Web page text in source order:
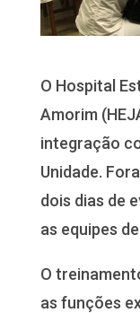
O Hospital
Amorim
integração
Unidade.
dois dias de
as equipes
O
as funções